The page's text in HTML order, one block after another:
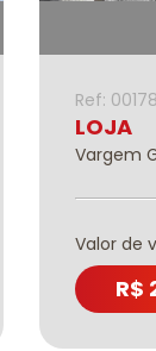
Ref:
LOJA
Vargem
Valor de
R$